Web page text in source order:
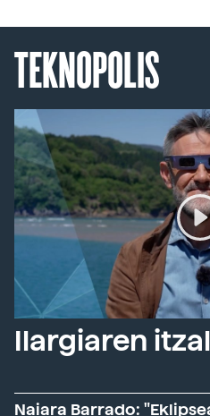
TEKNOPOLIS
Ilargiaren
Naiara Barrado: